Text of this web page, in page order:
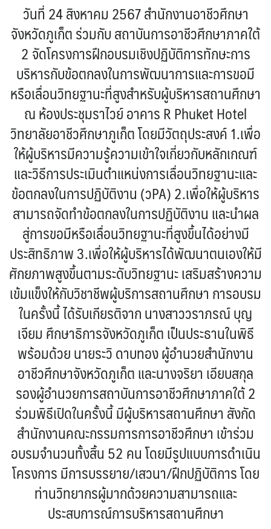
วันที่ 24 สิงหาคม 2567 สำนักงานอาชีวศึกษา
จังหวัดภูเก็ต ร่วมกับ สถาบันการอาชีวศึกษาภาคใต้
2 จัดโครงการฝึกอบรมเชิงปฏิบัติการทักษะการ
บริหารกับข้อตกลงในการพัฒนาการและการขอมี
หรือเลื่อนวิทยฐานะที่สูงสำหรับผู้บริหารสถานศึกษา
ณ ห้องประชุมราไวย์ อาคาร R Phuket Hotel
วิทยาลัยอาชีวศึกษาภูเก็ต โดยมีวัตถุประสงค์ 1.เพื่อ
ให้ผู้บริหารมีความรู้ความเข้าใจเกี่ยวกับหลักเกณฑ์
และวิธีการประเมินตำแหน่งการเลื่อนวิทยฐานะและ
ข้อตกลงในการปฏิบัติงาน (วPA) 2.เพื่อให้ผู้บริหาร
สามารถจัดทำข้อตกลงในการปฏิบัติงาน และนำผล
สู่การขอมีหรือเลื่อนวิทยฐานะที่สูงขึ้นได้อย่างมี
ประสิทธิภาพ 3.เพื่อให้ผู้บริหารได้พัฒนาตนเองให้มี
ศักยภาพสูงขึ้นตามระดับวิทยฐานะ เสริมสร้างความ
เข้มแข็งให้กับวิชาชีพผู้บริการสถานศึกษา การอบรม
ในครั้งนี้ ได้รับเกียรติจาก นางสาววราภรณ์ บุญ
เจียม ศึกษาธิการจังหวัดภูเก็ต เป็นประธานในพิธี
พร้อมด้วย นายระวิ ดาบทอง ผู้อำนวยสำนักงาน
อาชีวศึกษาจังหวัดภูเก็ต และนางจริยา เอียบสกุล
รองผู้อำนวยการสถาบันการอาชีวศึกษาภาคใต้ 2
ร่วมพิธีเปิดในครั้งนี้ มีผู้บริหารสถานศึกษา สังกัด
สำนักงานคณะกรรมการการอาชีวศึกษา เข้าร่วม
อบรมจำนวนทั้งสิ้น 52 คน โดยมีรูปแบบการดำเนิน
โครงการ มีการบรรยาย/เสวนา/ฝึกปฏิบัติการ โดย
ท่านวิทยากรผู้มากด้วยความสามารถและ
ประสบการณ์การบริหารสถานศึกษา